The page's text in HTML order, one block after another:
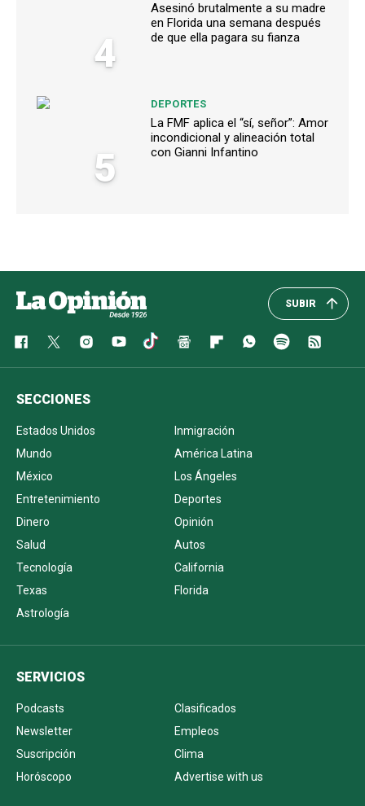
4
Asesinó brutalmente a su madre
en Florida una semana después
de que ella pagara su fianza
5
DEPORTES
La FMF aplica el “sí, señor”: Amor
incondicional y alineación total
con Gianni Infantino
SUBIR
SECCIONES
Estados Unidos
Inmigración
Mundo
América Latina
México
Los Ángeles
Entretenimiento
Deportes
Dinero
Opinión
Salud
Autos
Tecnología
California
Texas
Florida
Astrología
SERVICIOS
Podcasts
Clasificados
Newsletter
Empleos
Suscripción
Clima
Horóscopo
Advertise with us